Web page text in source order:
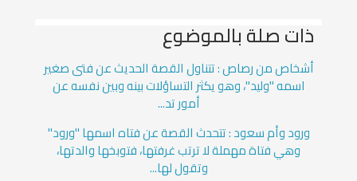
ذات صلة بالموضوع
أشخاص من رصاص : تتناول القصة الحديث عن فتى صغير
اسمه "وليد"، وهو يكثر التساؤلات بينه وبين نفسه عن
أمور تد...
ورود وأم سعود : تتحدث القصة عن فتاه اسمها "ورود"
وهي فتاة مهملة لا ترتب غرفتها، فتوبخها والدتها،
وتقول لها...